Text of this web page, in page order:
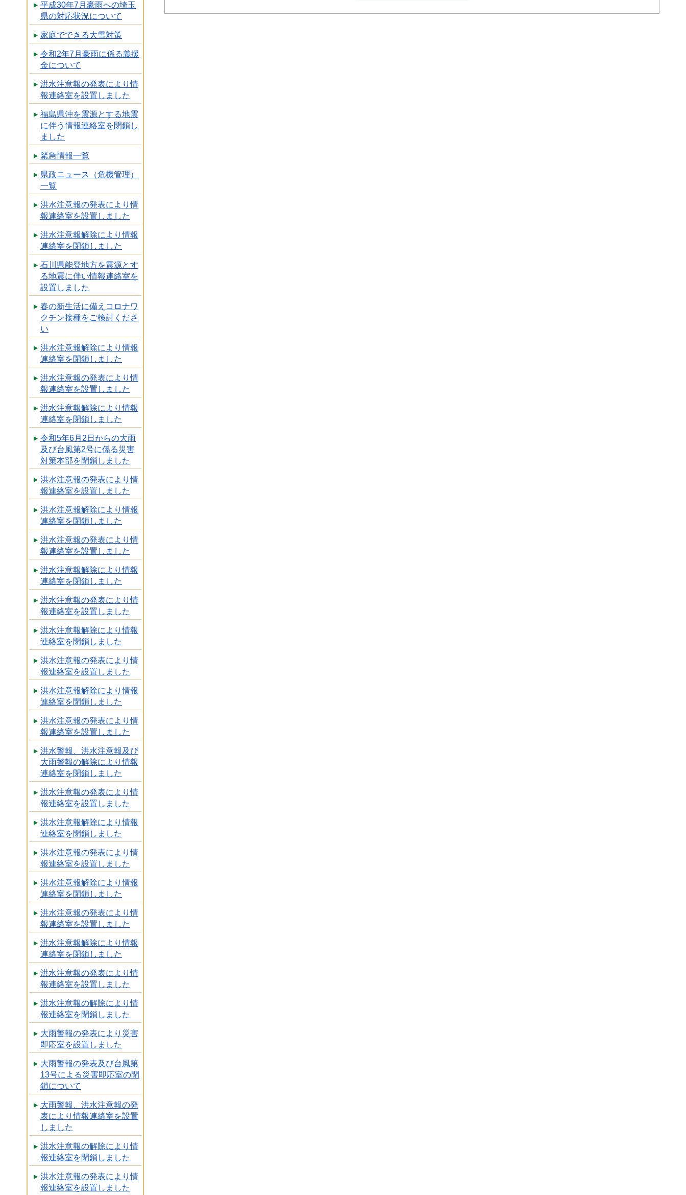
平成30年7月豪雨への埼玉
県の対応状況について
家庭でできる大雪対策
令和2年7月豪雨に係る義援
金について
洪水注意報の発表により情
報連絡室を設置しました
福島県沖を震源とする地震
に伴う情報連絡室を閉鎖し
ました
緊急情報一覧
県政ニュース（危機管理）
一覧
洪水注意報の発表により情
報連絡室を設置しました
洪水注意報解除により情報
連絡室を閉鎖しました
石川県能登地方を震源とす
る地震に伴い情報連絡室を
設置しました
春の新生活に備えコロナワ
クチン接種をご検討くださ
い
洪水注意報解除により情報
連絡室を閉鎖しました
洪水注意報の発表により情
報連絡室を設置しました
洪水注意報解除により情報
連絡室を閉鎖しました
令和5年6月2日からの大雨
及び台風第2号に係る災害
対策本部を閉鎖しました
洪水注意報の発表により情
報連絡室を設置しました
洪水注意報解除により情報
連絡室を閉鎖しました
洪水注意報の発表により情
報連絡室を設置しました
洪水注意報解除により情報
連絡室を閉鎖しました
洪水注意報の発表により情
報連絡室を設置しました
洪水注意報解除により情報
連絡室を閉鎖しました
洪水注意報の発表により情
報連絡室を設置しました
洪水注意報解除により情報
連絡室を閉鎖しました
洪水注意報の発表により情
報連絡室を設置しました
洪水警報、洪水注意報及び
大雨警報の解除により情報
連絡室を閉鎖しました
洪水注意報の発表により情
報連絡室を設置しました
洪水注意報解除により情報
連絡室を閉鎖しました
洪水注意報の発表により情
報連絡室を設置しました
洪水注意報解除により情報
連絡室を閉鎖しました
洪水注意報の発表により情
報連絡室を設置しました
洪水注意報解除により情報
連絡室を閉鎖しました
洪水注意報の発表により情
報連絡室を設置しました
洪水注意報の解除により情
報連絡室を閉鎖しました
大雨警報の発表により災害
即応室を設置しました
大雨警報の発表及び台風第
13号による災害即応室の閉
鎖について
大雨警報、洪水注意報の発
表により情報連絡室を設置
しました
洪水注意報の解除により情
報連絡室を閉鎖しました
洪水注意報の発表により情
報連絡室を設置しました